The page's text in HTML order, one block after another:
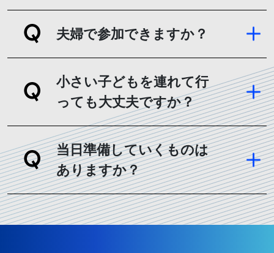
夫婦で参加できますか？
小さい子どもを連れて行
っても大丈夫ですか？
当日準備していくものは
ありますか？